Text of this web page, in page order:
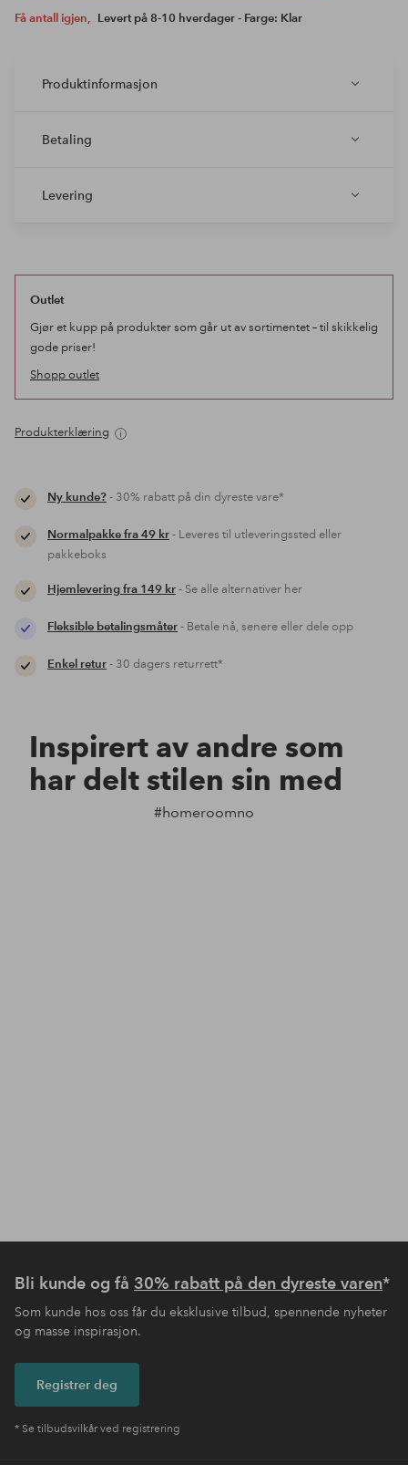
Få antall igjen, Levert på 8-10 hverdager - Farge: Klar
Produktinformasjon
Betaling
Levering
Outlet
Gjør et kupp på produkter som går ut av sortimentet – til skikkelig
gode priser!
Shopp outlet
Produkterklæring
Ny kunde?- 30% rabatt på din dyreste vare*
Normalpakke fra 49 kr- Leveres til utleveringssted eller
pakkeboks
Hjemlevering fra 149 kr- Se alle alternativer her
Fleksible betalingsmåter- Betale nå, senere eller dele opp
Enkel retur- 30 dagers returrett*
Inspirert av andre som
har delt stilen sin med
#homeroomno
Bli kunde og få 30% rabatt på den dyreste varen*
Som kunde hos oss får du eksklusive tilbud, spennende nyheter
og masse inspirasjon.
Registrer deg
* Se tilbudsvilkår ved registrering